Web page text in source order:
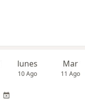
lunes
10 Ago
Mar
11 Ago